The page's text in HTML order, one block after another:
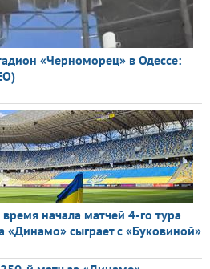
«Черноморец» в Одессе:
начала матчей 4-го тура
«Динамо» сыграет с «Буковиной»